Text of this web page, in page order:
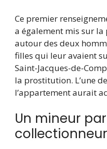
Ce premier
a également mis sur
autour des deux
filles qui leur avaient
Saint-Jacques-de-
la prostitution. L’une
l’appartement aurait
Un mineur